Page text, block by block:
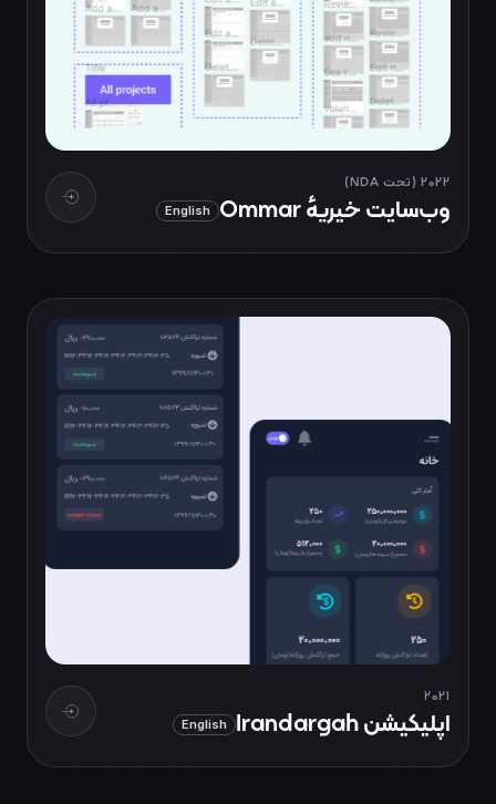
2022 (تحت NDA)
وب‌سایت خیریهٔ Ommar English
2021
اپلیکیشن Irandargah English